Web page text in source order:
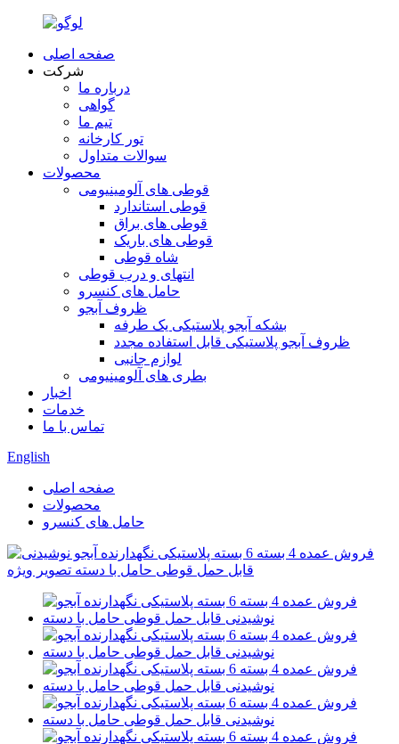
صفحه اصلی
شرکت
درباره ما
گواهی
تیم ما
تور کارخانه
سوالات متداول
محصولات
قوطی های آلومینیومی
قوطی استاندارد
قوطی های براق
قوطی های باریک
شاه قوطی
انتهای و درب قوطی
حامل های کنسرو
ظروف آبجو
بشکه آبجو پلاستیکی یک طرفه
ظروف آبجو پلاستیکی قابل استفاده مجدد
لوازم جانبی
بطری های آلومینیومی
اخبار
خدمات
تماس با ما
English
صفحه اصلی
محصولات
حامل های کنسرو